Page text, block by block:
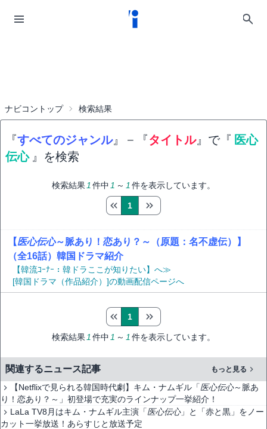
ナビコントップ 検索結果
『すべてのジャンル』 − 『タイトル』で『 医心
伝心 』を検索
検索結果 1 件中 1 ～ 1 件を表示しています。
1
【医心伝心～脈あり！恋あり？～（原題：名不虚伝）】
（全16話）韓国ドラマ紹介
【韓流ｺｰﾅｰ：韓ドラここが知りたい】へ≫
[韓国ドラマ（作品紹介）]の動画配信ページへ
検索結果 1 件中 1 ～ 1 件を表示しています。
1
関連するニュース記事 もっと見る
【Netflixで見られる韓国時代劇】キム・ナムギル「医心伝心～脈あ
り！恋あり？～」初登場で充実のラインナップ一挙紹介！
LaLa TV8月はキム・ナムギル主演「医心伝心」と「赤と黒」をノー
カット一挙放送！あらすじと放送予定